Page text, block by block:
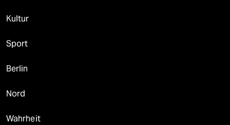
Kultur
Sport
Berlin
Nord
Wahrheit